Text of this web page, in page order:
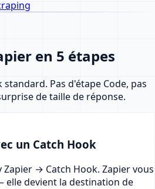
en 5 étapes
Pas d'étape Code, pas
de taille de réponse.
un Catch Hook
Zapier → Catch Hook. Zapier vous
elle devient la destination de